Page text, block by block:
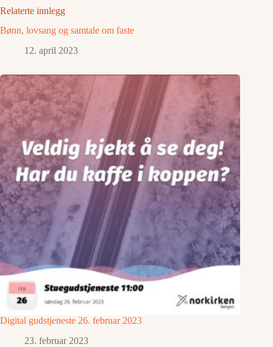
Relaterte innlegg
Bønn, lovsang og samtale om faste
12. april 2023
Digital gudstjeneste 26. februar 2023
23. februar 2023